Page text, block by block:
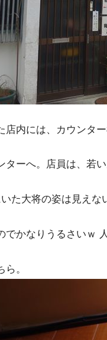
店内には、カウンタ
ターへ。店員は、若
た大将の姿は見えな
でかなりうるさいｗ
。